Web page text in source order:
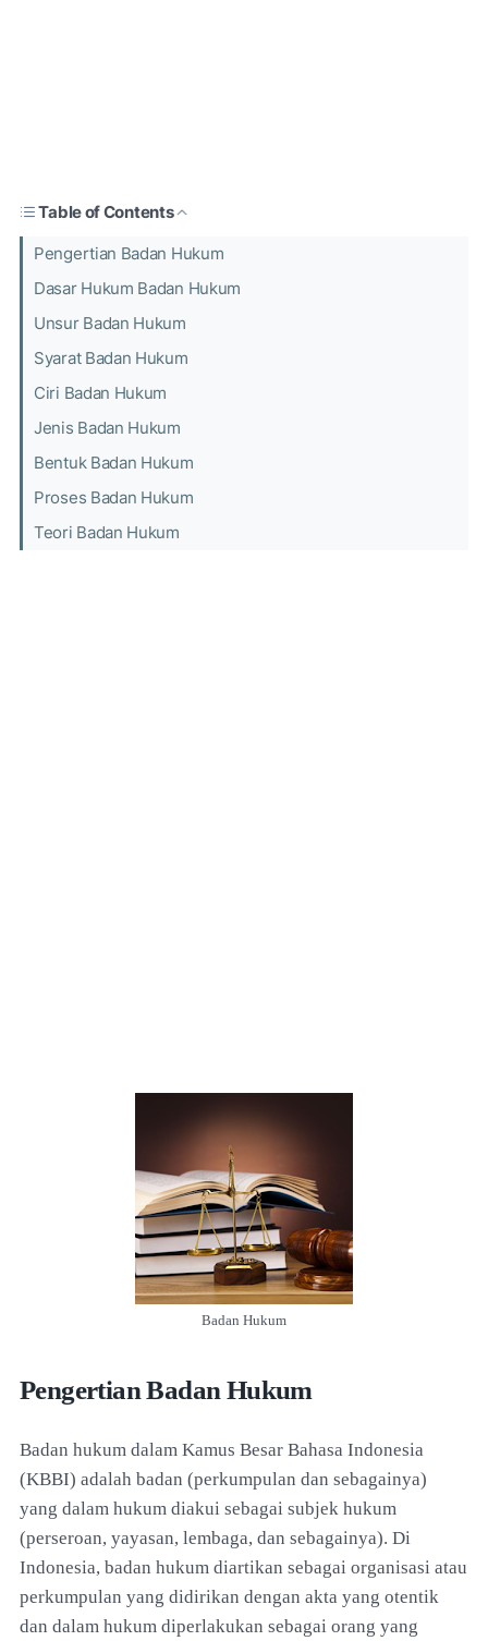
Table of Contents
Pengertian Badan Hukum
Dasar Hukum Badan Hukum
Unsur Badan Hukum
Syarat Badan Hukum
Ciri Badan Hukum
Jenis Badan Hukum
Bentuk Badan Hukum
Proses Badan Hukum
Teori Badan Hukum
Badan Hukum
Pengertian Badan Hukum
Badan hukum dalam Kamus Besar Bahasa Indonesia
(KBBI) adalah badan (perkumpulan dan sebagainya)
yang dalam hukum diakui sebagai subjek hukum
(perseroan, yayasan, lembaga, dan sebagainya). Di
Indonesia, badan hukum diartikan sebagai organisasi atau
perkumpulan yang didirikan dengan akta yang otentik
dan dalam hukum diperlakukan sebagai orang yang